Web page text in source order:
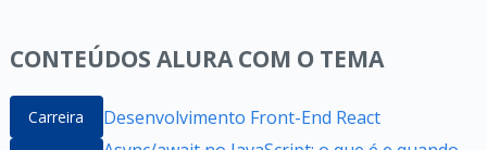
CONTEÚDOS ALURA COM O TEMA
Carreira Desenvolvimento Front-End React